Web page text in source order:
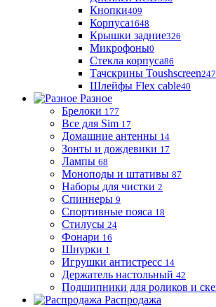
Кнопки409
Корпуса1648
Крышки задние326
Микрофоны0
Стекла корпуса86
Тачскрины Toushscreen247
Шлейфы Flex cable40
Разное
Брелоки 177
Все для Sim 17
Домашние антенны 14
Зонты и дождевики 17
Лампы 68
Моноподы и штативы 87
Наборы для чистки 2
Спиннеры 9
Спортивные пояса 18
Стилусы 24
Фонари 16
Шнурки 1
Игрушки антистресс 14
Держатель настольный 42
Подшипники для роликов и
Распродажа